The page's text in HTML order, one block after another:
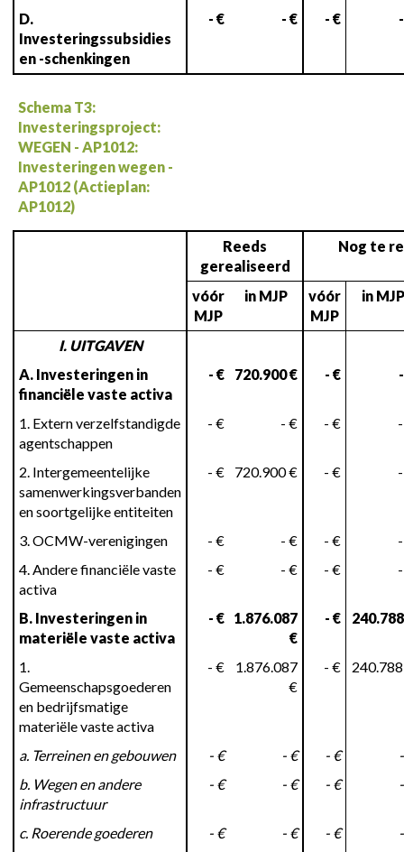
D.
Investeringssubsidies
en -schenkingen
- € - € - €
Schema T3:
Investeringsproject:
WEGEN - AP1012:
Investeringen wegen -
AP1012 (Actieplan:
AP1012)
Reeds
gerealiseerd
Nog te
vóór
MJP
in MJP
vóór
MJP
in MJP
I. UITGAVEN
A. Investeringen in
financiële vaste activa
- € 720.900 € - €
1. Extern verzelfstandigde
agentschappen
- € - € - €
2. Intergemeentelijke
samenwerkingsverbanden
en soortgelijke entiteiten
- € 720.900 € - €
3. OCMW-verenigingen - € - € - €
4. Andere financiële vaste
activa
- € - € - €
B. Investeringen in
materiële vaste activa
- € 1.876.087
€
- €
1.
Gemeenschapsgoederen
en bedrijfsmatige
materiële vaste activa
- €
1.876.087
€
- €
a. Terreinen en gebouwen - € - € - €
b. Wegen en andere
infrastructuur
- € - € - €
c. Roerende goederen - € - € - €